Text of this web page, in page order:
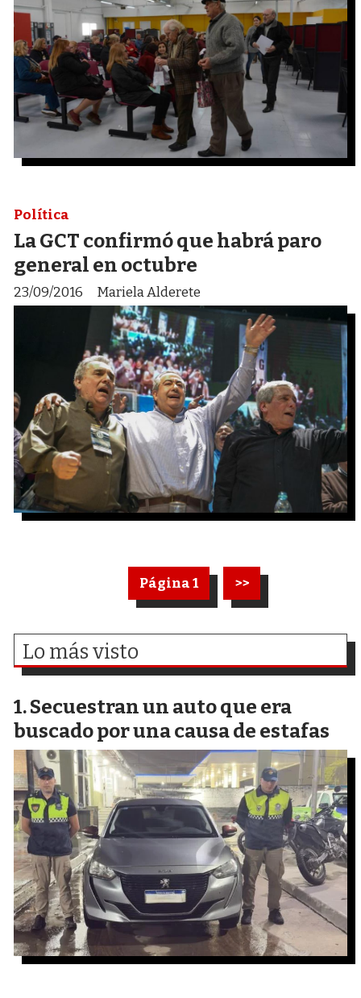
La GCT confirmó que habrá paro
general en octubre
Mariela Alderete
Política
23/09/2016
Página 1 >>
Lo más visto
Secuestran un auto que era
buscado por una causa de estafas